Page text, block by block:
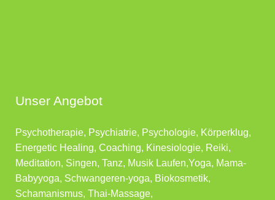
Unser Angebot
Psychotherapie, Psychiatrie, Psychologie, Körperklug,
Energetic Healing, Coaching, Kinesiologie, Reiki,
Meditation, Singen, Tanz, Musik Laufen,Yoga, Mama-
Babyyoga, Schwangeren-yoga, Biokosmetik,
Schamanismus, Thai-Massage,